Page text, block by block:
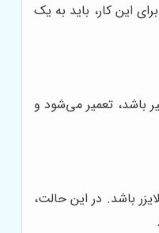
این کار، باید به یک
باشد، تعمیر می‌شود و
باشد. در این حالت،